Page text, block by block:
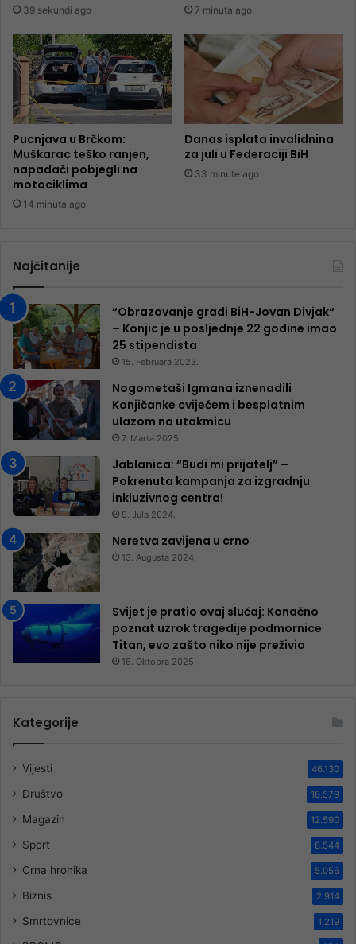
39 sekundi ago 7 minuta ago
Pucnjava u Brčkom:
Muškarac teško ranjen,
napadači pobjegli na
motociklima
14 minuta ago
Danas isplata invalidnina
za juli u Federaciji BiH
33 minute ago
Najčitanije
“Obrazovanje gradi BiH-Jovan Divjak“
– Konjic je u posljednje 22 godine imao
25 ​​stipendista
15. Februara 2023.
Nogometaši Igmana iznenadili
Konjičanke cvijećem i besplatnim
ulazom na utakmicu
7. Marta 2025.
Jablanica: “Budi mi prijatelj” –
Pokrenuta kampanja za izgradnju
inkluzivnog centra!
9. Jula 2024.
Neretva zavijena u crno
13. Augusta 2024.
Svijet je pratio ovaj slučaj: Konačno
poznat uzrok tragedije podmornice
Titan, evo zašto niko nije preživio
16. Oktobra 2025.
Kategorije
Vijesti 46.130
Društvo 18.579
Magazin 12.590
Sport 8.544
Crna hronika 5.056
Biznis 2.914
Smrtovnice 1.219